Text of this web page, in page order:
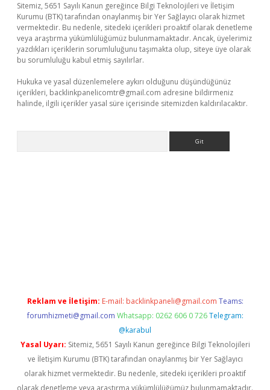
Sitemiz, 5651 Sayılı Kanun gereğince Bilgi Teknolojileri ve İletişim
Kurumu (BTK) tarafından onaylanmış bir Yer Sağlayıcı olarak hizmet
vermektedir. Bu nedenle, sitedeki içerikleri proaktif olarak denetleme
veya araştırma yükümlülüğümüz bulunmamaktadır. Ancak, üyelerimiz
yazdıkları içeriklerin sorumluluğunu taşımakta olup, siteye üye olarak
bu sorumluluğu kabul etmiş sayılırlar.
Hukuka ve yasal düzenlemelere aykırı olduğunu düşündüğünüz
içerikleri, backlinkpanelicomtr@gmail.com adresine bildirmeniz
halinde, ilgili içerikler yasal süre içerisinde sitemizden kaldırılacaktır.
Reklam ve İletişim: E-mail: backlinkpaneli@gmail.com Teams:
forumhizmeti@gmail.com Whatsapp: 0262 606 0 726 Telegram:
@karabul
Yasal Uyarı: Sitemiz, 5651 Sayılı Kanun gereğince Bilgi Teknolojileri
ve İletişim Kurumu (BTK) tarafından onaylanmış bir Yer Sağlayıcı
olarak hizmet vermektedir. Bu nedenle, sitedeki içerikleri proaktif
olarak denetleme veya araştırma yükümlülüğümüz bulunmamaktadır.